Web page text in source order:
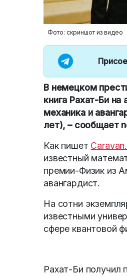
Фото: скриншот из видео
В немецком
книга Рахат-Би на
механика и
лет), – сообщает
Как пишет
известный
премии-Физик из
авангардист.
На сотни
известными
сфере квантовой
Рахат-Би получил